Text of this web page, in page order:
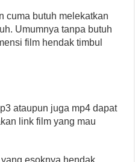
cuma butuh melekatkan
Umumnya tanpa butuh
film hendak timbul
ataupun juga mp4 dapat
link film yang mau
esoknya hendak